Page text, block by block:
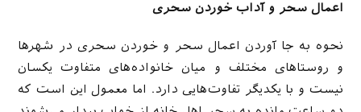
اعمال سحر و آداب خوردن سحری
نحوه به جا آوردن اعمال سحر و خوردن سحری در شهرها
و روستاهای مختلف و میان خانواده‌های متفاوت یکسان
نیست و با یکدیگر تفاوت‌هایی دارد. اما معمول این است که